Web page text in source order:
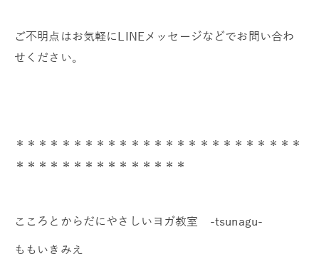
ご不明点はお気軽にLINEメッセージなどでお問い合わ
せください。
＊＊＊＊＊＊＊＊＊＊＊＊＊＊＊＊＊＊＊＊＊＊＊＊＊
＊＊＊＊＊＊＊＊＊＊＊＊＊＊＊
こころとからだにやさしいヨガ教室 -tsunagu-
ももいきみえ